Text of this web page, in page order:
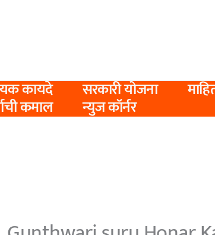
कायदे सरकारी योजना
कमाल न्युज कॉर्नर